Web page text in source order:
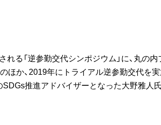
れる「逆参勤交代シンポジウム」に、丸の
ほか、2019年にトライアル逆参勤交代を
推進アドバイザーとなった大野雅人氏